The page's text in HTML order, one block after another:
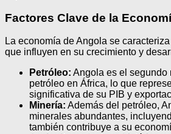
Factores Clave de la
La economía de Angola se
que influyen en su crecimiento y
Petróleo: Angola es el segundo
petróleo en África, lo que
significativa de su PIB y
Minería: Además del petróleo,
minerales abundantes,
también contribuye a su